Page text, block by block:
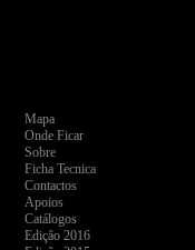
Mapa
Onde Ficar
Sobre
Ficha Tecnica
Contactos
Apoios
Catálogos
Edição 2016